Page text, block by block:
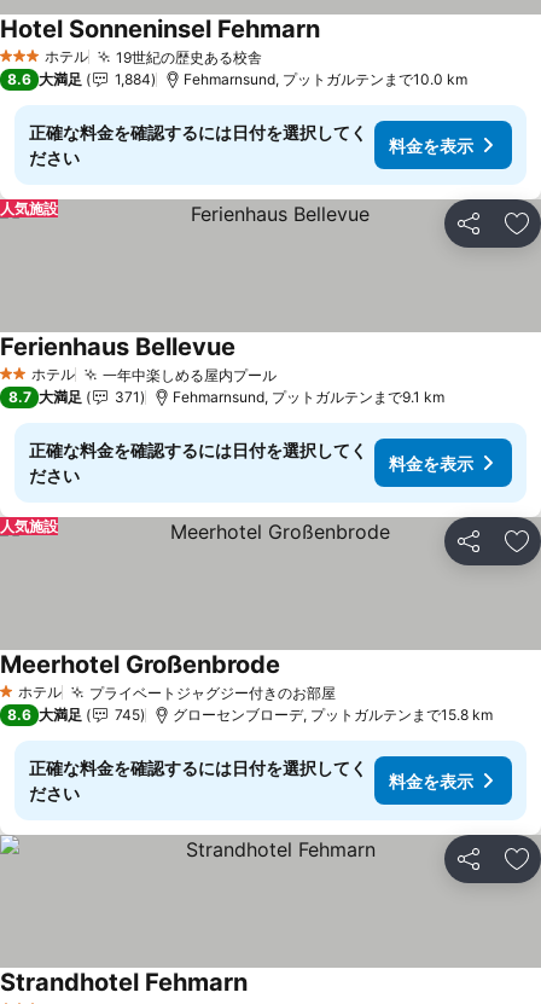
3 ホテルのランク
ホテル 19世紀の歴史ある校舎料金を表示
Hotel Sonneninsel Fehmarn料金を表示
8.6 大満足 1,884 Fehmarnsund, プットガルテンまで10.0 km
正確な料金を確認するには日付を選択してく
ださい
料金を表示
シェア お
人気施設
2 ホテルのランク
ホテル 一年中楽しめる屋内プール料金を表示
Ferienhaus Bellevue
8.7 大満足 371 Fehmarnsund, プットガルテンまで9.1 km
正確な料金を確認するには日付を選択してく
ださい
料金を表示
シェア お
人気施設
1 ホテルのランク
ホテル プライベートジャグジー付きのお部屋料金を表示
Meerhotel Großenbrode
8.6 大満足 745 グローセンブローデ, プットガルテンまで15.8 km
正確な料金を確認するには日付を選択してく
ださい
料金を表示
シェア お
Strandhotel Fehmarn料金を表示